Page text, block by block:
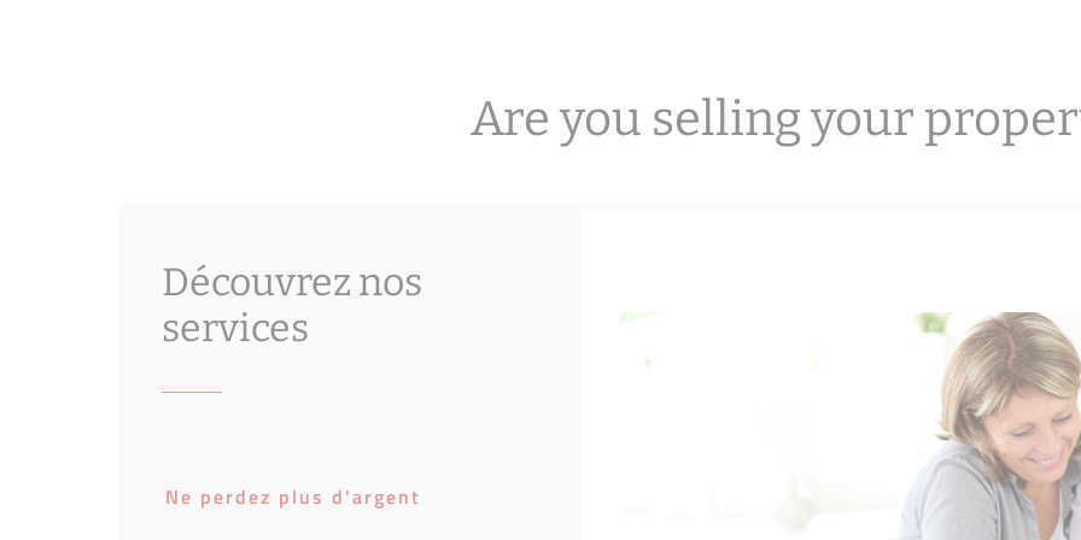
Are you selling your
Découvrez nos
services
Ne perdez plus d'argent